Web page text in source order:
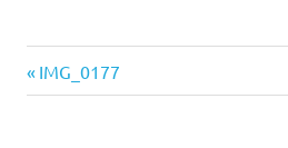
Beitragsnavigation
Vorheriger
Beitrag:
IMG_0177